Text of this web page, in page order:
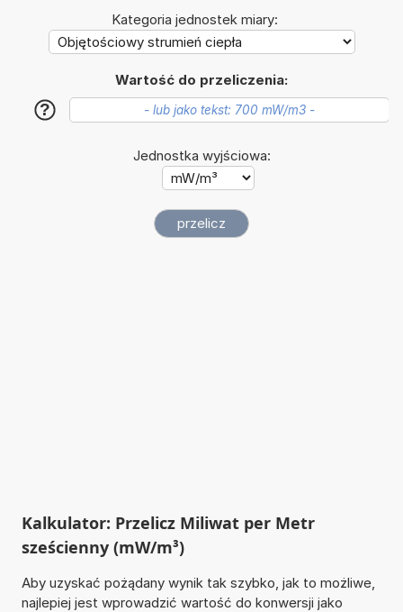
Kategoria jednostek miary:
Wartość do przeliczenia:
?
Jednostka wyjściowa:
Kalkulator: Przelicz Miliwat per Metr
sześcienny (mW/m³)
Aby uzyskać pożądany wynik tak szybko, jak to możliwe,
najlepiej jest wprowadzić wartość do konwersji jako